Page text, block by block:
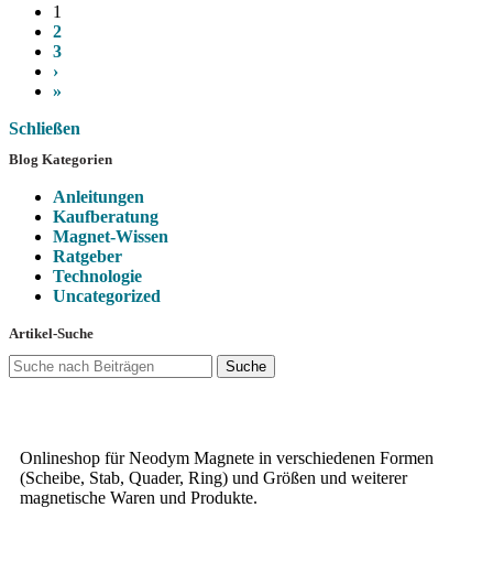
1
2
3
›
»
Schließen
Blog Kategorien
Anleitungen
Kaufberatung
Magnet-Wissen
Ratgeber
Technologie
Uncategorized
Artikel-Suche
Suche
Onlineshop für Neodym Magnete in verschiedenen Formen
(Scheibe, Stab, Quader, Ring) und Größen und weiterer
magnetische Waren und Produkte.